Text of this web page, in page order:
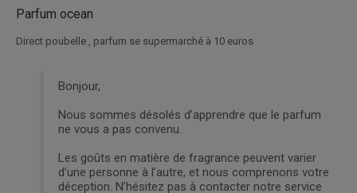
Parfum ocean
Direct poubelle , parfum se supermarché à 10 euros
Bonjour,
Nous sommes désolés d’apprendre que le parfum
ne vous a pas convenu.
Les goûts en matière de fragrance peuvent varier
d’une personne à l’autre, et nous comprenons votre
déception. N’hésitez pas à contacter notre service